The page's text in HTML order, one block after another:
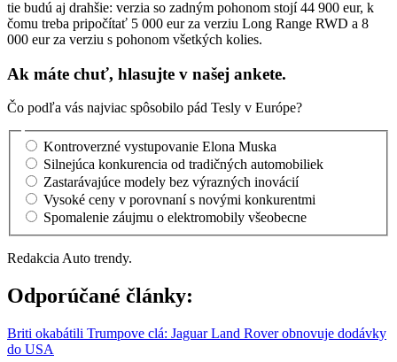
tie budú aj drahšie: verzia so zadným pohonom stojí 44 900 eur, k
čomu treba pripočítať 5 000 eur za verziu Long Range RWD a 8
000 eur za verziu s pohonom všetkých kolies.
Ak máte chuť, hlasujte v našej ankete.
Čo podľa vás najviac spôsobilo pád Tesly v Európe?
Kontroverzné vystupovanie Elona Muska
Silnejúca konkurencia od tradičných automobiliek
Zastarávajúce modely bez výrazných inovácií
Vysoké ceny v porovnaní s novými konkurentmi
Spomalenie záujmu o elektromobily všeobecne
Redakcia Auto trendy.
Odporúčané články:
Briti okabátili Trumpove clá: Jaguar Land Rover obnovuje dodávky
do USA